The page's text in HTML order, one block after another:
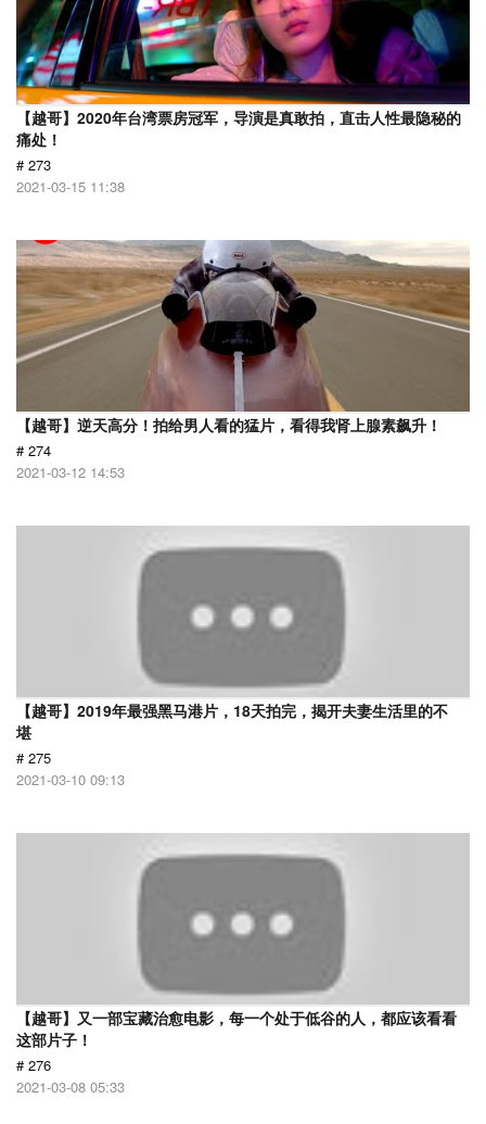
【越哥】2020年台湾票房冠军，导演是真敢拍，直击人性最隐秘的
痛处！
# 273
2021-03-15 11:38
【越哥】逆天高分！拍给男人看的猛片，看得我肾上腺素飙升！
# 274
2021-03-12 14:53
【越哥】2019年最强黑马港片，18天拍完，揭开夫妻生活里的不
堪
# 275
2021-03-10 09:13
【越哥】又一部宝藏治愈电影，每一个处于低谷的人，都应该看看
这部片子！
# 276
2021-03-08 05:33